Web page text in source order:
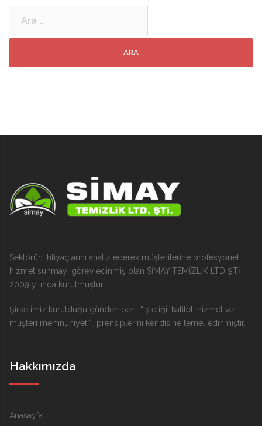
Sektörün ihtiyaçlarını analiz ederek müşterilerine profesyonel
hizmet sunmayı görev edinmiş olan SİMAY TEMİZLİK LTD ŞTİ
2009 yılında kurulmuştur.
Şirketimiz kurulduğu günden beri “iş etiği, kaliteli hizmet ve
müşteri memnuniyeti” prensiplerini kendisine temel edinmiştir.
Hakkımızda
Anasayfa